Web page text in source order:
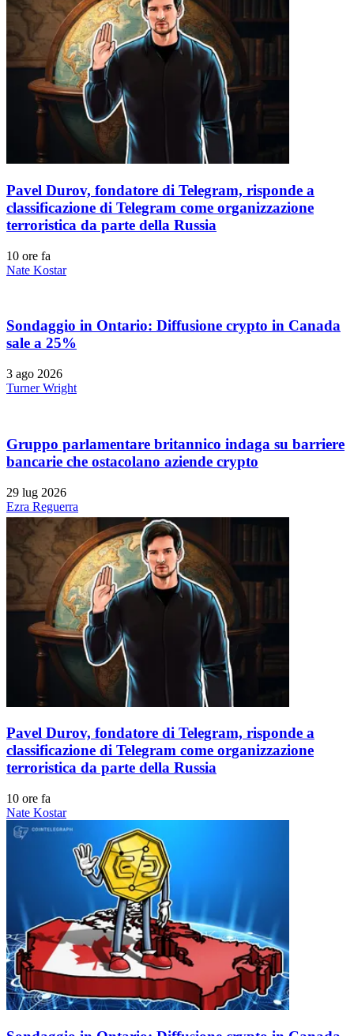
Pavel Durov, fondatore di Telegram, risponde a
classificazione di Telegram come organizzazione
terroristica da parte della Russia
10 ore fa
Nate Kostar
Sondaggio in Ontario: Diffusione crypto in Canada
sale a 25%
3 ago 2026
Turner Wright
Gruppo parlamentare britannico indaga su barriere
bancarie che ostacolano aziende crypto
29 lug 2026
Ezra Reguerra
Pavel Durov, fondatore di Telegram, risponde a
classificazione di Telegram come organizzazione
terroristica da parte della Russia
10 ore fa
Nate Kostar